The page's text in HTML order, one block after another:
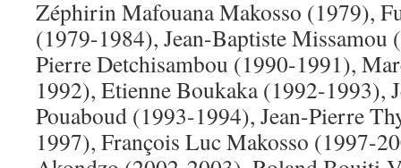
Zéphirin Mafouana Makosso (1979),
(1979-1984), Jean-Baptiste Missamou
Pierre Detchisambou (1990-1991),
1992), Etienne Boukaka (1992-1993),
Pouaboud (1993-1994), Jean-Pierre
1997), François Luc Makosso (1997-